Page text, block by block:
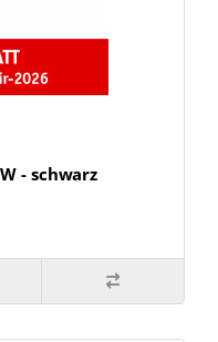
- schwarz